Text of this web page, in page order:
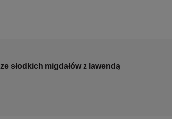
słodkich migdałów z lawendą